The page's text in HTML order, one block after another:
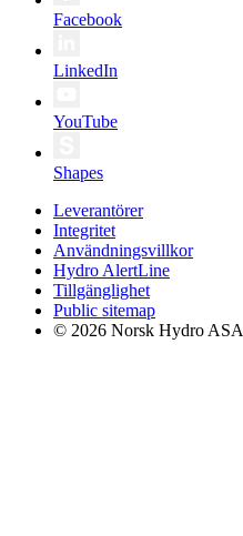
Facebook
LinkedIn
YouTube
Shapes
Leverantörer
Integritet
Användningsvillkor
Hydro AlertLine
Tillgänglighet
Public sitemap
© 2026 Norsk Hydro ASA